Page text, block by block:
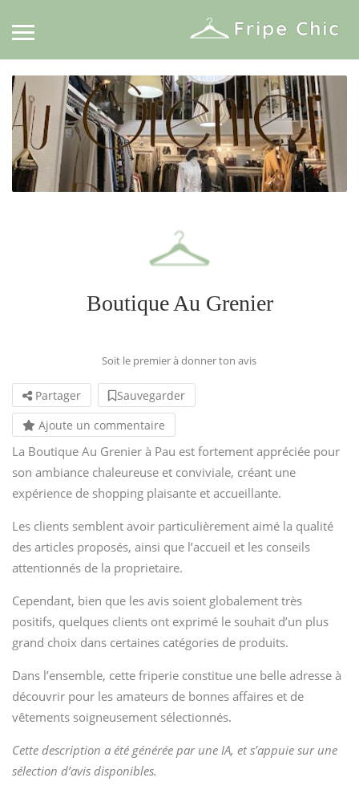
Boutique Au Grenier
Soit le premier à donner ton avis
Partager
Sauvegarder
Ajoute un commentaire
La Boutique Au Grenier à Pau est fortement appréciée pour
son ambiance chaleureuse et conviviale, créant une
expérience de shopping plaisante et accueillante.
Les clients semblent avoir particulièrement aimé la qualité
des articles proposés, ainsi que l’accueil et les conseils
attentionnés de la proprietaire.
Cependant, bien que les avis soient globalement très
positifs, quelques clients ont exprimé le souhait d’un plus
grand choix dans certaines catégories de produits.
Dans l’ensemble, cette friperie constitue une belle adresse à
découvrir pour les amateurs de bonnes affaires et de
vêtements soigneusement sélectionnés.
Cette description a été générée par une IA, et s’appuie sur une
sélection d’avis disponibles.